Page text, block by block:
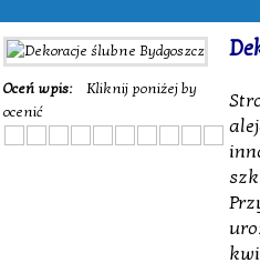
Oceń wpis:
Kliknij poniżej by
ocenić